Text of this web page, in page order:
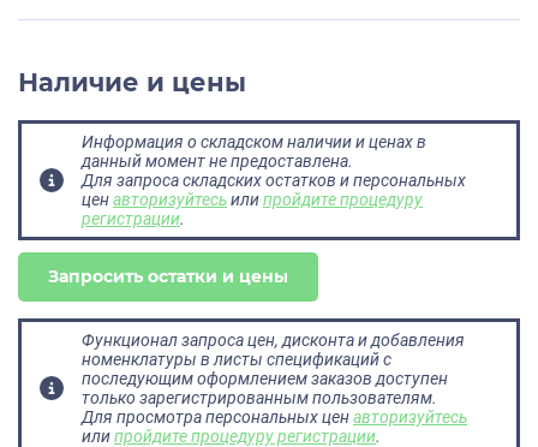
Наличие и цены
Информация о складском наличии и ценах в
данный момент не предоставлена.
Для запроса складских остатков и персональных
ценавторизуйтесьилипройдите процедуру
регистрации.
Запросить остатки и цены
Функционал запроса цен, дисконта и добавления
номенклатуры в листы спецификаций с
последующим оформлением заказов доступен
только зарегистрированным пользователям.
Для просмотра персональных ценавторизуйтесь
илипройдите процедуру регистрации.